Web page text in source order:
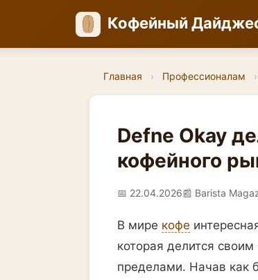
Кофейный
Главная › Профессионалам ›
Defne Okay
кофейного
📅 22.04.2026📰 Barista
В мире кофе
которая делится
пределами. Начав как